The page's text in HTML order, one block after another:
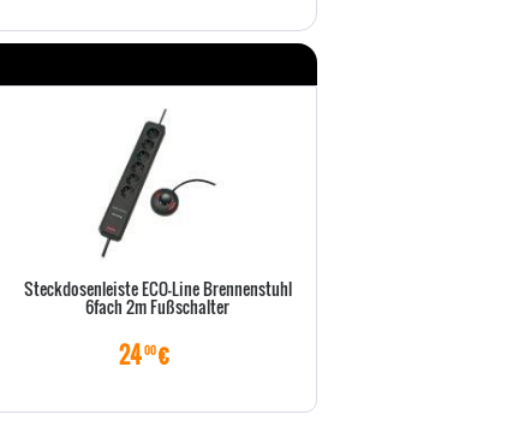
Steckdosenleiste ECO-Line Brennenstuhl
6fach 2m Fußschalter
2400€